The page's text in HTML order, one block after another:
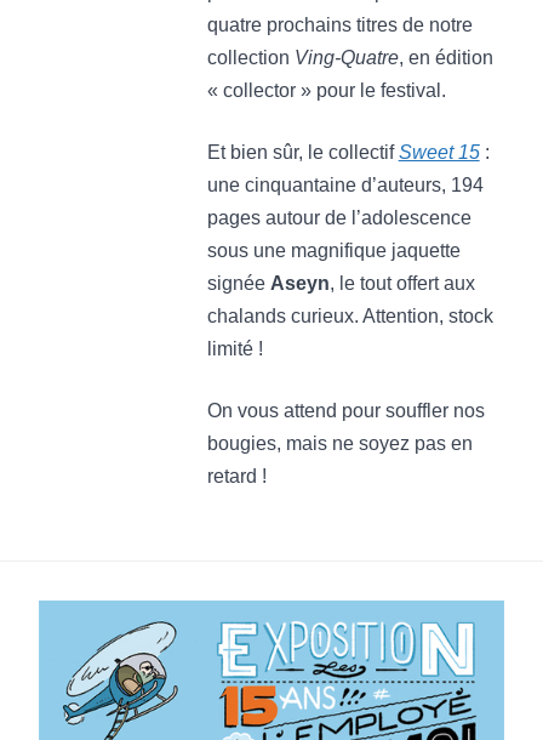
quatre prochains titres de notre
collection Ving-Quatre, en édition
« collector » pour le festival.
Et bien sûr, le collectifSweet 15:
une cinquantaine d’auteurs, 194
pages autour de l’adolescence
sous une magnifique jaquette
signée Aseyn, le tout offert aux
chalands curieux. Attention, stock
limité !
On vous attend pour souffler nos
bougies, mais ne soyez pas en
retard !